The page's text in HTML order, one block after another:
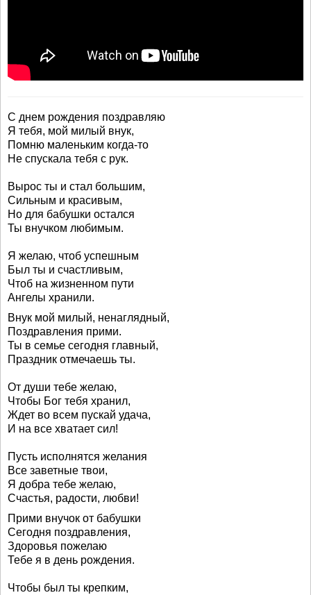
С днем рождения поздравляю
Я тебя, мой милый внук,
Помню маленьким когда-то
Не спускала тебя с рук.
Вырос ты и стал большим,
Сильным и красивым,
Но для бабушки остался
Ты внучком любимым.
Я желаю, чтоб успешным
Был ты и счастливым,
Чтоб на жизненном пути
Ангелы хранили.
Внук мой милый, ненаглядный,
Поздравления прими.
Ты в семье сегодня главный,
Праздник отмечаешь ты.
От души тебе желаю,
Чтобы Бог тебя хранил,
Ждет во всем пускай удача,
И на все хватает сил!
Пусть исполнятся желания
Все заветные твои,
Я добра тебе желаю,
Счастья, радости, любви!
Прими внучок от бабушки
Сегодня поздравления,
Здоровья пожелаю
Тебе я в день рождения.
Чтобы был ты крепким,